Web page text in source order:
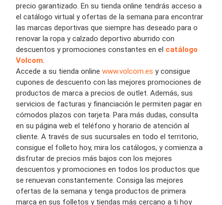
precio garantizado. En su tienda online tendrás acceso a
el catálogo virtual y ofertas de la semana para encontrar
las marcas deportivas que siempre has deseado para o
renovar la ropa y calzado deportivo aburrido con
descuentos y promociones constantes en el catálogo
Volcom.
Accede a su tienda online www.volcom.es y consigue
cupones de descuento con las mejores promociones de
productos de marca a precios de outlet. Además, sus
servicios de facturas y financiación le permiten pagar en
cómodos plazos con tarjeta. Para más dudas, consulta
en su página web el teléfono y horario de atención al
cliente. A través de sus sucursales en todo el territorio,
consigue el folleto hoy, mira los catálogos, y comienza a
disfrutar de precios más bajos con los mejores
descuentos y promociones en todos los productos que
se renuevan constantemente. Consiga las mejores
ofertas de la semana y tenga productos de primera
marca en sus folletos y tiendas más cercano a ti hoy